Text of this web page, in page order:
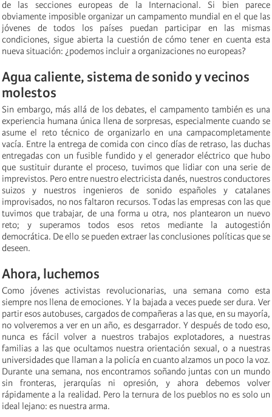
de las secciones europeas de la Internacional. Si bien parece
obviamente imposible organizar un campamento mundial en el que las
jóvenes de todos los países puedan participar en las mismas
condiciones, sigue abierta la cuestión de cómo tener en cuenta esta
nueva situación: ¿podemos incluir a organizaciones no europeas?
Agua caliente, sistema de sonido y vecinos
molestos
Sin embargo, más allá de los debates, el campamento también es una
experiencia humana única llena de sorpresas, especialmente cuando se
asume el reto técnico de organizarlo en una campacompletamente
vacía. Entre la entrega de comida con cinco días de retraso, las duchas
entregadas con un fusible fundido y el generador eléctrico que hubo
que sustituir durante el proceso, tuvimos que lidiar con una serie de
imprevistos. Pero entre nuestro electricista danés, nuestros conductores
suizos y nuestros ingenieros de sonido españoles y catalanes
improvisados, no nos faltaron recursos. Todas las empresas con las que
tuvimos que trabajar, de una forma u otra, nos plantearon un nuevo
reto; y superamos todos esos retos mediante la autogestión
democrática. De ello se pueden extraer las conclusiones políticas que se
deseen.
Ahora, luchemos
Como jóvenes activistas revolucionarias, una semana como esta
siempre nos llena de emociones. Y la bajada a veces puede ser dura. Ver
partir esos autobuses, cargados de compañeras a las que, en su mayoría,
no volveremos a ver en un año, es desgarrador. Y después de todo eso,
nunca es fácil volver a nuestros trabajos explotadores, a nuestras
familias a las que ocultamos nuestra orientación sexual, o a nuestras
universidades que llaman a la policía en cuanto alzamos un poco la voz.
Durante una semana, nos encontramos soñando juntas con un mundo
sin fronteras, jerarquías ni opresión, y ahora debemos volver
rápidamente a la realidad. Pero la ternura de los pueblos no es solo un
ideal lejano: es nuestra arma.